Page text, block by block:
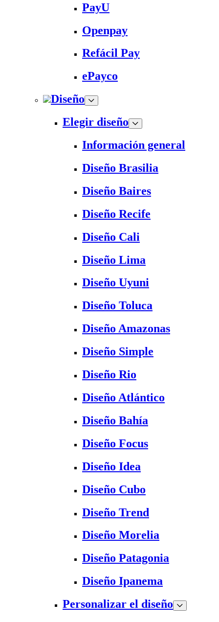
PayU
Openpay
Refácil Pay
ePayco
Diseño
Elegir diseño
Información general
Diseño Brasilia
Diseño Baires
Diseño Recife
Diseño Cali
Diseño Lima
Diseño Uyuni
Diseño Toluca
Diseño Amazonas
Diseño Simple
Diseño Rio
Diseño Atlántico
Diseño Bahía
Diseño Focus
Diseño Idea
Diseño Cubo
Diseño Trend
Diseño Morelia
Diseño Patagonia
Diseño Ipanema
Personalizar el diseño